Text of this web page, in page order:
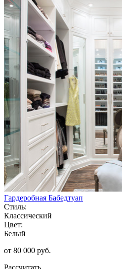
Гардеробная Бабедтуап
Стиль:
Классический
Цвет:
Белый
от 80 000 руб.
Рассчитать